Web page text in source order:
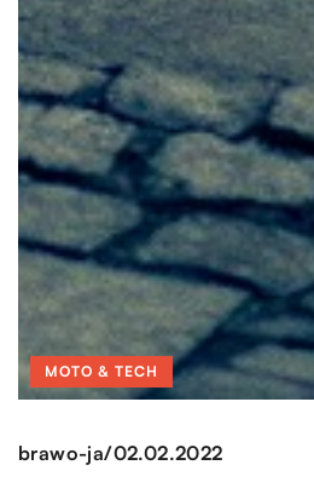
MOTO & TECH
brawo-ja/02.02.2022